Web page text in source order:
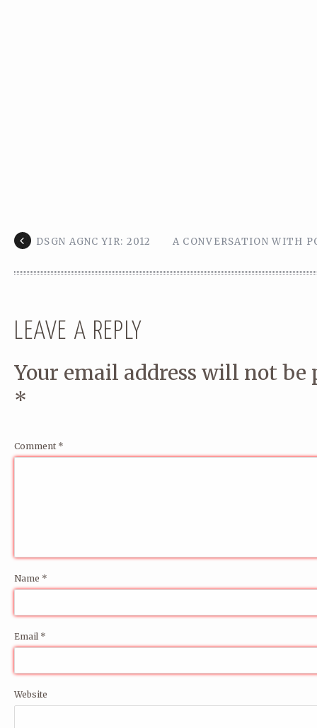
DSGN AGNC YIR: 2012 A CONVERSATION WITH
LEAVE A REPLY
Your email address will not be
*
Comment *
Name *
Email *
Website